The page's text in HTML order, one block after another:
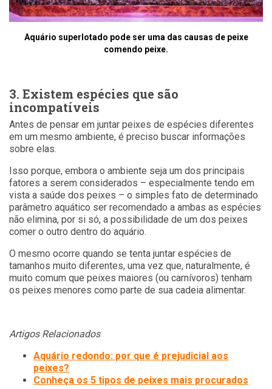
Aquário superlotado pode ser uma das causas de peixe
comendo peixe.
3. Existem espécies que são
incompatíveis
Antes de pensar em juntar peixes de espécies diferentes
em um mesmo ambiente, é preciso buscar informações
sobre elas.
Isso porque, embora o ambiente seja um dos principais
fatores a serem considerados – especialmente tendo em
vista a saúde dos peixes – o simples fato de determinado
parâmetro aquático ser recomendado a ambas as espécies
não elimina, por si só, a possibilidade de um dos peixes
comer o outro dentro do aquário.
O mesmo ocorre quando se tenta juntar espécies de
tamanhos muito diferentes, uma vez que, naturalmente, é
muito comum que peixes maiores (ou carnívoros) tenham
os peixes menores como parte de sua cadeia alimentar.
Artigos Relacionados
Aquário redondo: por que é prejudicial aos
peixes?
Conheça os 5 tipos de peixes mais procurados